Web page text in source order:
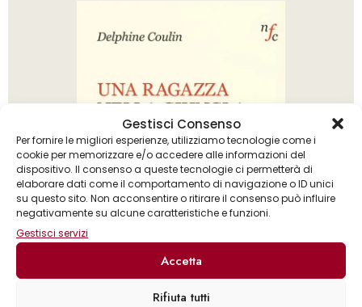
Gestisci Consenso
Per fornire le migliori esperienze, utilizziamo tecnologie come i
cookie per memorizzare e/o accedere alle informazioni del
dispositivo. Il consenso a queste tecnologie ci permetterà di
elaborare dati come il comportamento di navigazione o ID unici
su questo sito. Non acconsentire o ritirare il consenso può influire
negativamente su alcune caratteristiche e funzioni.
Gestisci servizi
Accetta
Rifiuta tutti